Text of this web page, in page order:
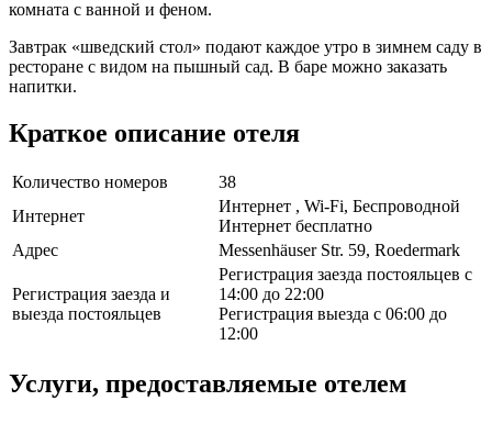
комната с ванной и феном.
Завтрак «шведский стол» подают каждое утро в зимнем саду в
ресторане с видом на пышный сад. В баре можно заказать
напитки.
Краткое описание отеля
Количество номеров
38
Интернет
Интернет , Wi-Fi, Беспроводной
Интернет бесплатно
Адрес
Messenhäuser Str. 59, Roedermark
Регистрация заезда и
выезда постояльцев
Регистрация заезда постояльцев с
14:00 до 22:00
Регистрация выезда с 06:00 до
12:00
Услуги, предоставляемые отелем